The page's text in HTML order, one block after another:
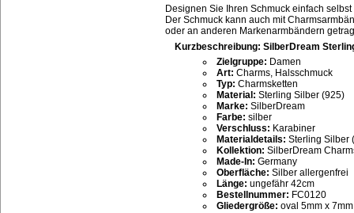
Designen Sie Ihren Schmuck einfach
Der Schmuck kann auch mit
oder an anderen Markenarmbändern
Kurzbeschreibung: SilberDream
Zielgruppe: Damen
Art: Charms, Halsschmuck
Typ: Charmsketten
Material: Sterling Silber (925)
Marke: SilberDream
Farbe: silber
Verschluss: Karabiner
Materialdetails: Sterling Silber
Kollektion: SilberDream
Made-In: Germany
Oberfläche: Silber allergenfrei
Länge: ungefähr 42cm
Bestellnummer: FC0120
Gliedergröße: oval 5mm x 7mm